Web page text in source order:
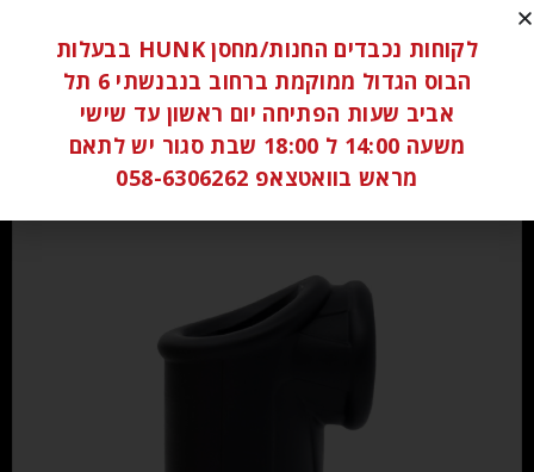
הוספה לסל
לקוחות נכבדים החנות/מחסן HUNK בבעלות
הבוס הגדול ממוקמת ברחוב בנבנשתי 6 תל
אביב שעות הפתיחה יום ראשון עד שישי
משעה 14:00 ל 18:00 שבת סגור יש לתאם
מראש בוואטצאפ 058-6306262